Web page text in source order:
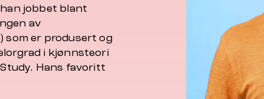
jobbet blant
av
som er produsert og
i kjønnsteori
Hans favoritt